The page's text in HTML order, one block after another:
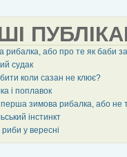
рибалка, або про те як баби
судак
коли сазан не клює?
і поплавок
зимова рибалка, або не
інстинкт
у вересні